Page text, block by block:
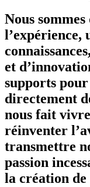
Nous sommes
l’expérience,
et
supports
directement
nous fait
réinventer
transmettre
passion
la création